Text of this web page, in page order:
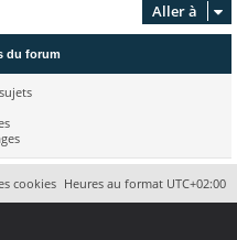
Aller à
du forum
Heures au format UTC+02:00
cookies